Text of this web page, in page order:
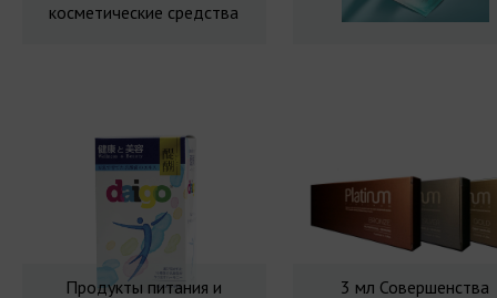
косметические средства
Продукты питания и
3 мл Совершенства